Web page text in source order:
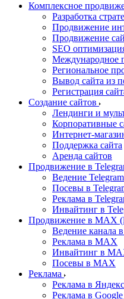
Комплексное
Разработка
Продвижение
Продвижение
SEO
Международное
Региональное
Вывод сайта из
Регистрация
Создание сайтов
Лендинги и
Корпоративные
Интернет-
Поддержка сайта
Аренда сайтов
Продвижение в
Ведение
Посевы в
Реклама в
Инвайтинг в
Продвижение в MAX
Ведение канала
Реклама в MAX
Инвайтинг в
Посевы в MAX
Реклама
Реклама в
Реклама в